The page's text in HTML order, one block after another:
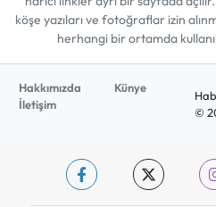
köşe yazıları ve fotoğraflar izin
herhangi bir ortamda
Hakkımızda
Künye
İletişim
©